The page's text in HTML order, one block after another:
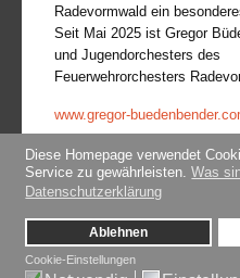
Diese Homepage verwendet
Service zu gewährleisten. Was
Datenschutzerklärung
Ablehnen
Cookie-Einstellungen
Radevormwald ein
Seit Mai 2025 ist Gregor
und Jugendorchesters des
Feuerwehrorchesters
www.gregor-
Foto:(c) privat
Datenschutzerklärung Impressum